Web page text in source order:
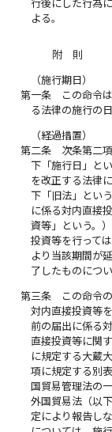
行後にした行為
よる。
附 則
（施行期日）
第一条
この命令
る法律の施行の
（経過措置）
第二条
次条第二
下「施行日」と
を改正する法律
下「旧法」とい
に係る対内直接
資等」という。
投資等を行って
より当該期間が
了したものにつ
第三条
この命令
対内直接投資等
前の届出に係る
直接投資等に関
に規定する大蔵
項に規定する別
国貿易管理法の
外国貿易法（以
定により報告し